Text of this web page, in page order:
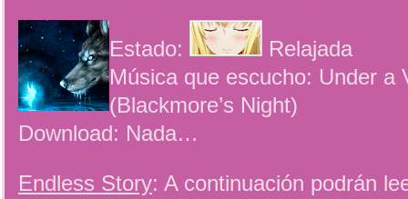
Estado:
Relajada
Música que escucho: Under a
(Blackmore’s Night)
Download: Nada…
Endless Story: A continuación podrán